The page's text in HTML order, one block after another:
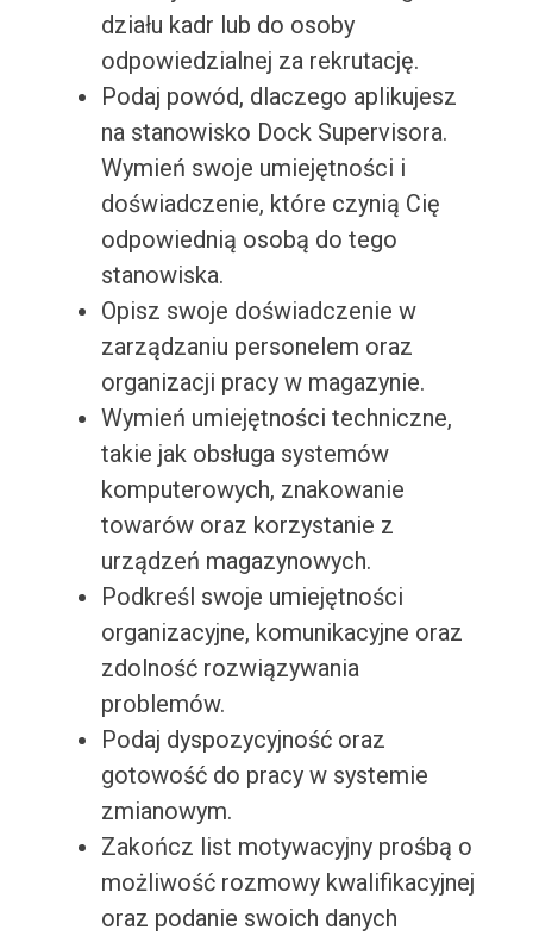
działu kadr lub do osoby
odpowiedzialnej za rekrutację.
Podaj powód, dlaczego aplikujesz
na stanowisko Dock Supervisora.
Wymień swoje umiejętności i
doświadczenie, które czynią Cię
odpowiednią osobą do tego
stanowiska.
Opisz swoje doświadczenie w
zarządzaniu personelem oraz
organizacji pracy w magazynie.
Wymień umiejętności techniczne,
takie jak obsługa systemów
komputerowych, znakowanie
towarów oraz korzystanie z
urządzeń magazynowych.
Podkreśl swoje umiejętności
organizacyjne, komunikacyjne oraz
zdolność rozwiązywania
problemów.
Podaj dyspozycyjność oraz
gotowość do pracy w systemie
zmianowym.
Zakończ list motywacyjny prośbą o
możliwość rozmowy kwalifikacyjnej
oraz podanie swoich danych